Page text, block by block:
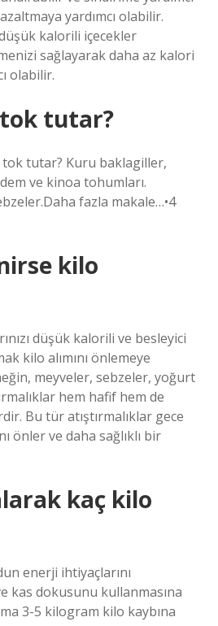
yardımcı olabilir.
kalorili içecekler
sağlayarak daha az kalori
olabilir.
tutar?
tutar? Kuru baklagiller,
ve kinoa tohumları.
fazla makale…•4
kilo
düşük kalorili ve besleyici
kilo alımını önlemeye
meyveler, sebzeler, yoğurt
hem hafif hem de
Bu tür atıştırmalıklar gece
önler ve daha sağlıklı bir
kaç kilo
enerji ihtiyaçlarını
kas dokusunu kullanmasına
3-5 kilogram kilo kaybına